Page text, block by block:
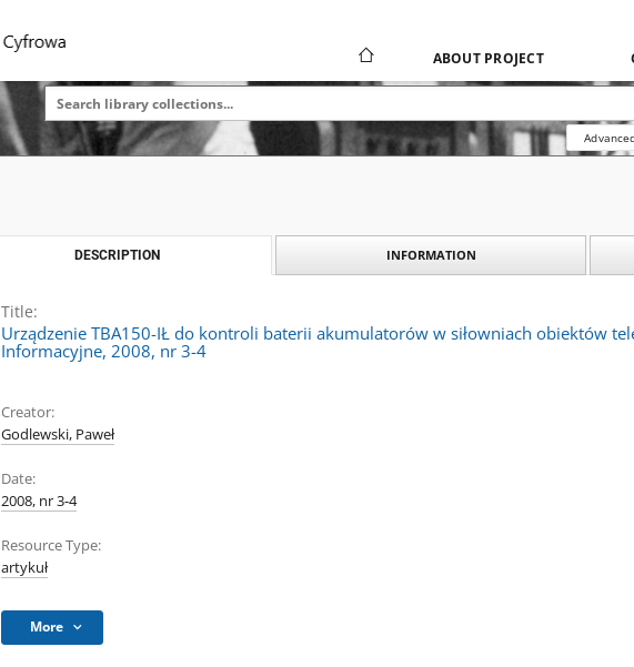
ABOUT PROJECT
DESCRIPTION INFORMATION
Title:
Urządzenie TBA150-IŁ do kontroli baterii akumulatorów w siłowniach obiektów
Informacyjne, 2008, nr 3-4
Creator:
Godlewski, Paweł
Date:
2008, nr 3-4
Resource Type:
artykuł
More